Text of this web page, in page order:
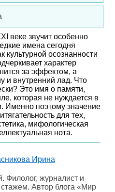
веке звучит особенно
имена сегодня
культурной осознанности
характер
за эффектом, а
и внутренний лад. Что
Это имя о памяти,
которая не нуждается в
Именно поэтому значение
для тех,
мифологическая
нота.
Ирина
Филолог, журналист и
Автор блога «Мир